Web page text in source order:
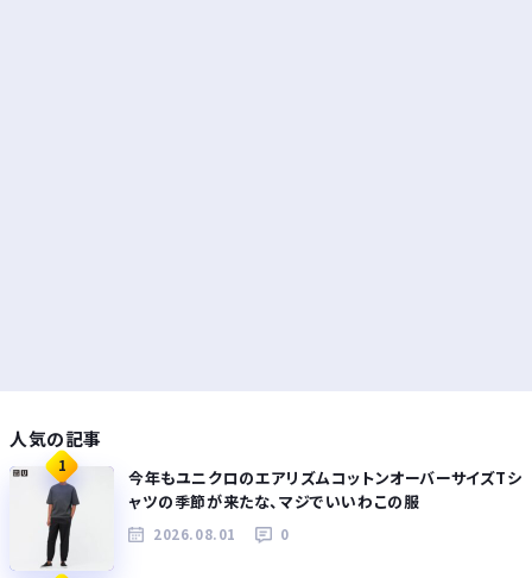
人気の記事
1
今年もユニクロのエアリズムコットンオーバーサイズTシ
ャツの季節が来たな、マジでいいわこの服
2026.08.01 0